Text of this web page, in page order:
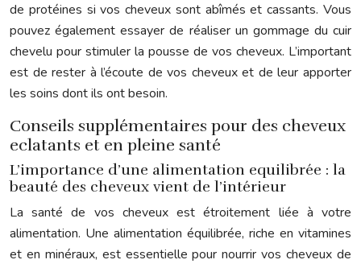
de protéines si vos cheveux sont abîmés et cassants. Vous
pouvez également essayer de réaliser un gommage du cuir
chevelu pour stimuler la pousse de vos cheveux. L’important
est de rester à l’écoute de vos cheveux et de leur apporter
les soins dont ils ont besoin.
Conseils supplémentaires pour des cheveux
eclatants et en pleine santé
L’importance d’une alimentation equilibrée : la
beauté des cheveux vient de l’intérieur
La santé de vos cheveux est étroitement liée à votre
alimentation. Une alimentation équilibrée, riche en vitamines
et en minéraux, est essentielle pour nourrir vos cheveux de